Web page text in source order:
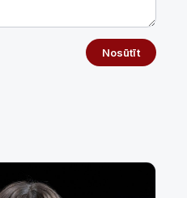
Nosūtīt